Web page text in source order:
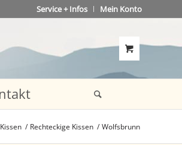
Service + Infos Mein Konto
/ Rechteckige Kissen / Wolfsbrunn